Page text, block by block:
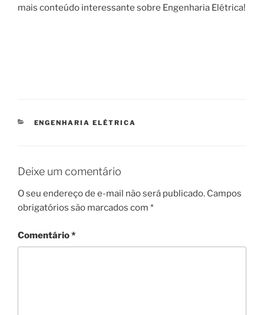
mais conteúdo interessante sobre Engenharia Elétrica!
CATEGORIAS
ENGENHARIA ELÉTRICA
Deixe um comentário
O seu endereço de e-mail não será publicado. Campos
obrigatórios são marcados com *
Comentário*